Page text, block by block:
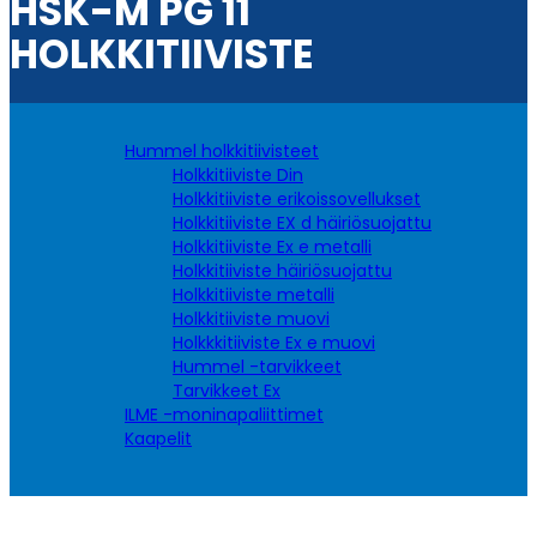
HSK-M PG 11
HOLKKITIIVISTE
Hummel holkkitiivisteet
Holkkitiiviste Din
Holkkitiiviste erikoissovellukset
Holkkitiiviste EX d häiriösuojattu
Holkkitiiviste Ex e metalli
Holkkitiiviste häiriösuojattu
Holkkitiiviste metalli
Holkkitiiviste muovi
Holkkkitiiviste Ex e muovi
Hummel -tarvikkeet
Tarvikkeet Ex
ILME -moninapaliittimet
Kaapelit